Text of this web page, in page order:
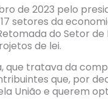
de 2023 pelo
setores da
do Setor
de lei.
que tratava da
que, por
União e querem